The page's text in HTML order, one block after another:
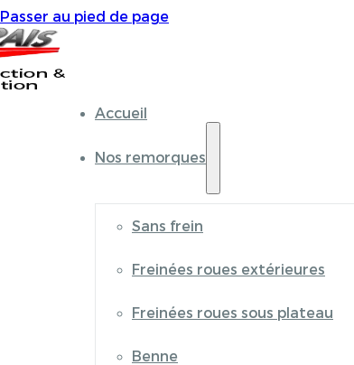
Passer au pied de page
Accueil
Nos remorques
Sans frein
Freinées roues extérieures
Freinées roues sous plateau
Benne